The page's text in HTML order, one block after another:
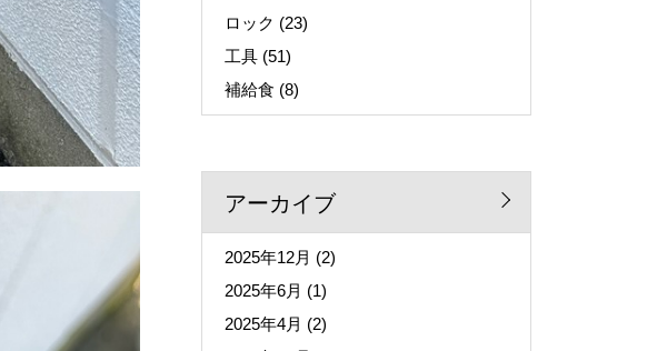
ロック (23)
工具 (51)
補給食 (8)
アーカイブ
2025年12月 (2)
2025年6月 (1)
2025年4月 (2)